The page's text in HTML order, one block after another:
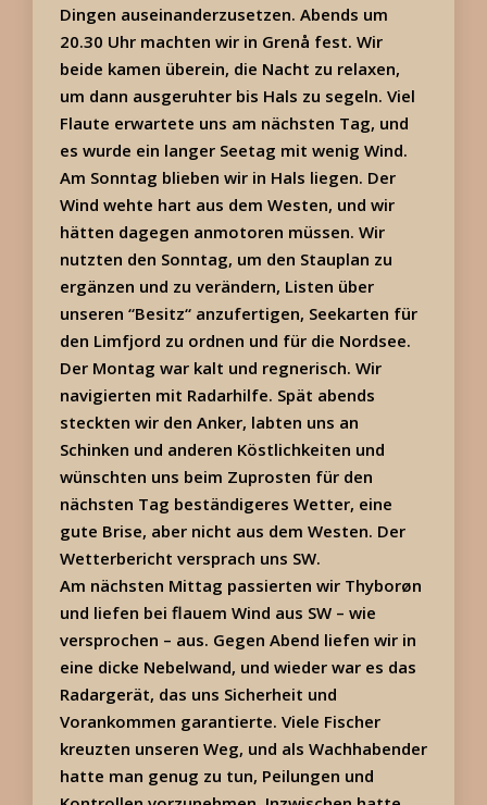
Dingen auseinanderzusetzen. Abends um
20.30 Uhr machten wir in Grenå fest. Wir
beide kamen überein, die Nacht zu relaxen,
um dann ausgeruhter bis Hals zu segeln. Viel
Flaute erwartete uns am nächsten Tag, und
es wurde ein langer Seetag mit wenig Wind.
Am Sonntag blieben wir in Hals liegen. Der
Wind wehte hart aus dem Westen, und wir
hätten dagegen anmotoren müssen. Wir
nutzten den Sonntag, um den Stauplan zu
ergänzen und zu verändern, Listen über
unseren “Besitz“ anzufertigen, Seekarten für
den Limfjord zu ordnen und für die Nordsee.
Der Montag war kalt und regnerisch. Wir
navigierten mit Radarhilfe. Spät abends
steckten wir den Anker, labten uns an
Schinken und anderen Köstlichkeiten und
wünschten uns beim Zuprosten für den
nächsten Tag beständigeres Wetter, eine
gute Brise, aber nicht aus dem Westen. Der
Wetterbericht versprach uns SW.
Am nächsten Mittag passierten wir Thyborøn
und liefen bei flauem Wind aus SW – wie
versprochen – aus. Gegen Abend liefen wir in
eine dicke Nebelwand, und wieder war es das
Radargerät, das uns Sicherheit und
Vorankommen garantierte. Viele Fischer
kreuzten unseren Weg, und als Wachhabender
hatte man genug zu tun, Peilungen und